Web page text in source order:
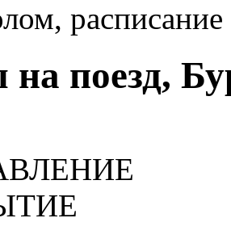
расписание
поезд,